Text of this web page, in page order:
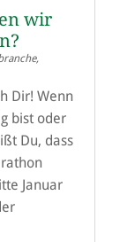
wir
,
Dir! Wenn
bist oder
Du, dass
Januar